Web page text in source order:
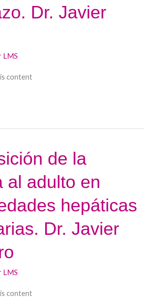
Dr. Javier
LMS
content
de la
al adulto en
hepáticas
Dr. Javier
LMS
content